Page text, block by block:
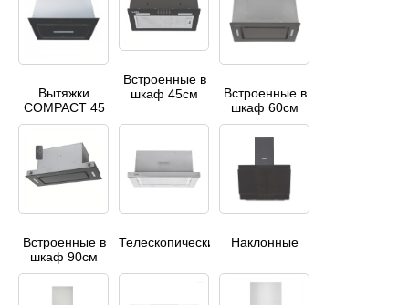
Вытяжки
COMPACT 45
Встроенные в
шкаф 45см
Встроенные в
шкаф 60см
Встроенные в
шкаф 90см
Телескопические Наклонные